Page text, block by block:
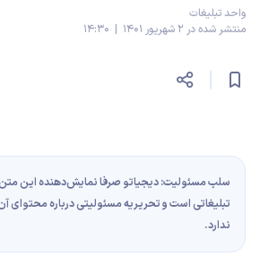
واحد تبلیغات
منتشر شده در 2 شهریور 1401 | 14:30
سلب مسئولیت: دیجیاتو صرفا نمایش‌دهنده این
تبلیغاتی است و تحریریه مسئولیتی درباره محتوای
ندارد.